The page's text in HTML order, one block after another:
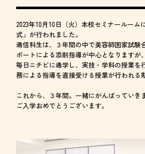
2023年10月10日（火）本校セミナールーム
式」が行われました。
通信科生は、３年間の中で美容師国家試験
ポートによる添削指導が中心となりますが
毎日ニチビに通学し、実技・学科の授業を
務による指導を直接受ける授業が行われる
これから、３年間。一緒にがんばっていき
ご入学おめでとうございます。